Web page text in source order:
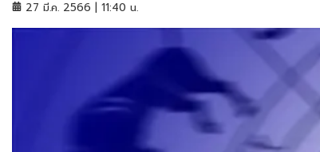
27 มี.ค. 2566 | 11:40 น.